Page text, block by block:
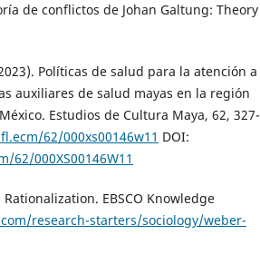
de conflictos de Johan Galtung: Theory
Políticas de salud para la atención a
auxiliares de salud mayas en la región
Estudios de Cultura Maya, 62, 327-
62/000xs00146w11 DOI:
000XS00146W11
EBSCO Knowledge
research-starters/sociology/weber-